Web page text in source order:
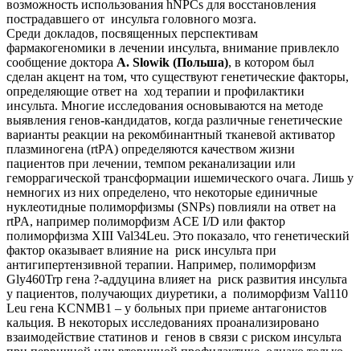
возможность использования hNPCs для восстановления
пострадав­шего от инсульта головного мозга.
Среди докладов, посвященных перспективам
фармакогеномики в лечении инсульта, внимание привлекло
сообщение доктора А. Slowik (Польша), в котором был
сделан акцент на том, что существуют генетические факторы,
определяющие ответ на ход терапии и про­филактики
инсульта. Многие исследования основыва­ются на методе
выявления генов-кандидатов, когда раз­личные генетические
варианты реакции на рекомбинантный тканевой активатор
плазминогена (rtPA) определяются качеством жизни
пациентов при лечении, темпом реканализации или
геморрагической трансформации ишемического очага. Лишь у
немногих из них определено, что некоторые единичные
нуклеотидные полиморфизмы (SNPs) повлияли на ответ на
rtPA, например полиморфизм ACE I/D или фактор
полиморфизма XIII Val34Leu. Это показало, что генетический
фактор оказывает влияние на риск инсульта при
антигипертензивной терапии. Например, полиморфизм
Gly460Trp гена ?-аддуцина влияет на риск развития инсульта
у пациентов, получающих диу­ретики, а полиморфизм Val110
Leu гена KCNMB1 – у больных при приеме антагонистов
кальция. В некото­рых исследованиях проанализировано
взаимодействие статинов и генов в связи с риском инсульта